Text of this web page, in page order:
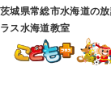
茨城県常総市水海道の
ラス水海道教室